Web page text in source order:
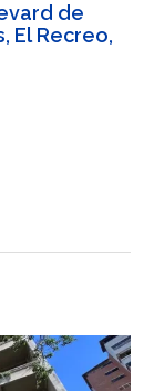
de
El Recreo,